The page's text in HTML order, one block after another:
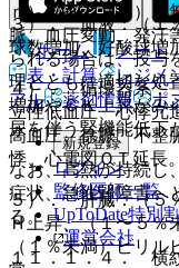
３）． 血液：（１
球数増加、好酸球増
４）． 循環器系：
立性低血圧、心悸亢
高血圧、徐脈、不整
悸、心電図ＱＴ延長。
５）． 肝臓：（５
Ｈ上昇、（１〜５％
（１％未満）ビリ
ｎ）（０．２％）：
脈、血圧変動、発汗
られる場合は、投与
理とともに適切な処
増加やＣＫ上昇がみ
尿を伴う腎機能低下
なお、高熱が持続し
症状、急性腎障害へ
る。
１１．１．４． 横
ホーム
ノート
表・計算
レジメ
アル
薬剤情報 ポ
新規登録
ログイン
監修医師一覧
UpToDate特別
運営会社